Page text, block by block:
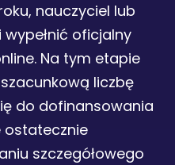
nauczyciel lub
oficjalny
Na tym etapie
liczbę
do dofinansowania
ostatecznie
szczegółowego